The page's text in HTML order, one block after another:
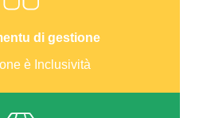
di gestione
è Inclusività